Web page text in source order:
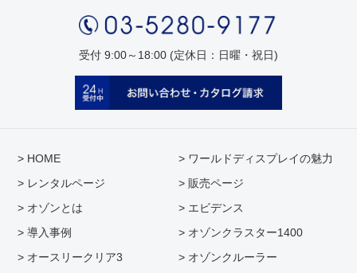
受付 9:00～18:00 (定休日：日曜・祝日)
> HOME
> ワールドディスプレイの魅力
> レンタルページ
> 販売ページ
> オゾンとは
> エビデンス
> 導入事例
> オゾンクラスター1400
> オースリークリア3
> オゾンクルーラー